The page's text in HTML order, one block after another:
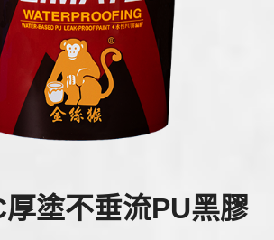
塗不垂流PU黑膠